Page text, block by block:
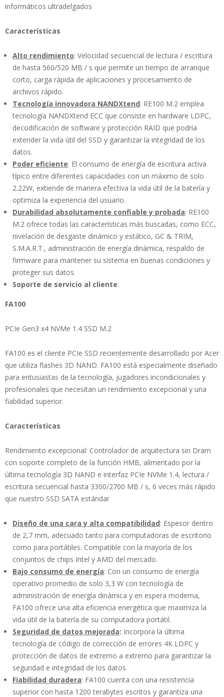
informáticos ultradelgados
Características
Alto rendimiento: Velocidad secuencial de lectura / escritura
de hasta 560/520 MB / s que permite un tiempo de arranque
corto, carga rápida de aplicaciones y procesamiento de
archivos rápido.
Tecnología innovadora NANDXtend: RE100 M.2 emplea
tecnología NANDXtend ECC que consiste en hardware LDPC,
decodificación de software y protección RAID que podría
extender la vida útil del SSD y garantizar la integridad de los
datos.
Poder eficiente: El consumo de energía de escritura activa
típico entre diferentes capacidades con un máximo de solo
2.22W, extiende de manera efectiva la vida útil de la batería y
optimiza la experiencia del usuario.
Durabilidad absolutamente confiable y probada: RE100
M.2 ofrece todas las características más buscadas, como ECC,
nivelación de desgaste dinámico y estático, GC & TRIM,
S.M.A.R.T., administración de energía dinámica, respaldo de
firmware para mantener su sistema en buenas condiciones y
proteger sus datos.
Soporte de servicio al cliente.
FA100
PCIe Gen3 x4 NVMe 1.4 SSD M.2
FA100 es el cliente PCIe SSD recientemente desarrollado por Acer
que utiliza flashes 3D NAND. FA100 está especialmente diseñado
para entusiastas de la tecnología, jugadores incondicionales y
profesionales que necesitan un rendimiento excepcional y una
fiabilidad superior.
Características
Rendimiento excepcional: Controlador de arquitectura sin Dram
con soporte completo de la función HMB, alimentado por la
última tecnología 3D NAND e interfaz PCIe NVMe 1.4, lectura /
escritura secuencial hasta 3300/2700 MB / s, 6 veces más rápido
que nuestro SSD SATA estándar
Diseño de una cara y alta compatibilidad: Espesor dentro
de 2,7 mm, adecuado tanto para computadoras de escritorio
como para portátiles. Compatible con la mayoría de los
conjuntos de chips Intel y AMD del mercado.
Bajo consumo de energía: Con un consumo de energía
operativo promedio de solo 3,3 W con tecnología de
administración de energía dinámica y en espera moderna,
FA100 ofrece una alta eficiencia energética que maximiza la
vida útil de la batería de su computadora portátil.
Seguridad de datos mejorada: Incorpora la última
tecnología de código de corrección de errores 4K LDPC y
protección de datos de extremo a extremo para garantizar la
seguridad e integridad de los datos
Fiabilidad duradera: FA100 cuenta con una resistencia
superior con hasta 1200 terabytes escritos y garantiza una